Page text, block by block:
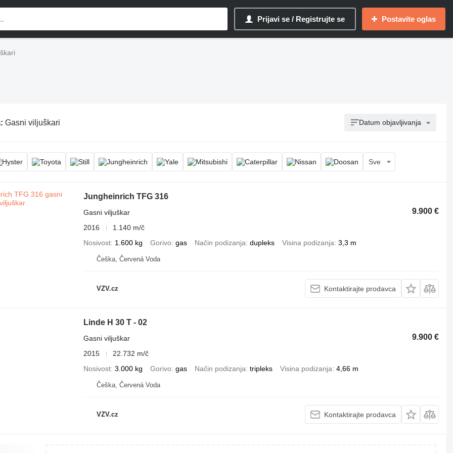
Prijavi se / Registrujte se Postavite oglas
Gasni viljuškari Datum objavljivanja
Sve
Jungheinrich TFG 316
9.900 €
Gasni viljuškar
2016
1.140 m/č
Nosivost 1.600 kg Gorivo gas Način podizanja dupleks Visina podizanja 3,3 m
Češka, Červená Voda
VZV.cz Kontaktirajte prodavca
Linde H 30 T - 02
9.900 €
Gasni viljuškar
2015
22.732 m/č
Nosivost 3.000 kg Gorivo gas Način podizanja tripleks Visina podizanja 4,66 m
Češka, Červená Voda
VZV.cz Kontaktirajte prodavca